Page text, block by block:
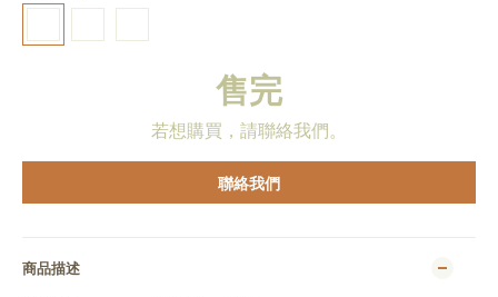
售完
若想購買，請聯絡我們。
聯絡我們
商品描述